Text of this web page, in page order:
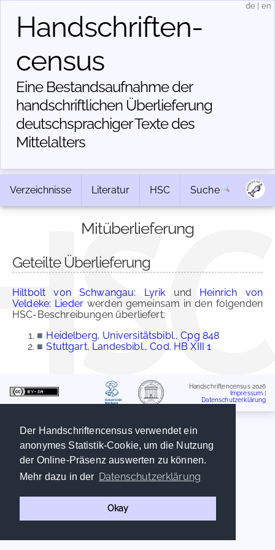
Der Handschriftencensus verwendet ein
anonymes Statistik-Cookie, um die Nutzung
der Online-Präsenz auswerten zu können.
Mehr dazu in der Datenschutzerklärung
Okay
Handschriften­
census
Eine Bestandsaufnahme der
handschriftlichen Über­lieferung
deutschsprachiger Texte des
Mittelalters
de en
Verzeichnisse Literatur HSC Suche
Mitüberlieferung
Geteilte Überlieferung
Hiltbolt von Schwangau: Lyrik und Heinrich von
Veldeke: Lieder werden gemeinsam in den folgenden
HSC-Beschreibungen überliefert:
■ Heidelberg, Universitätsbibl., Cpg 848
■ Stuttgart, Landesbibl., Cod. HB XIII 1
Handschriftencensus 2026
Impressum
Datenschutzerklärung